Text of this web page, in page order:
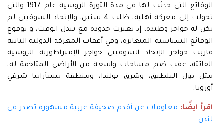
الوقائع التي حدثت لها في مدة الثورة الروسية عام 1917 والتي
تحولت إلى معركة أهلية، ظلت 4 سنين، والإتحاد السوفيتي لم
تكن له حواجز وطيدة، إذ تغيرت حدوده مع تبدل الوقت، و بوقوع
الوقائع السياسية المتغايرة، وفي أعقاب المعركة الدولية الثانية
قاربت حواجز الإتحاد السوفيتي حواجز الإمبراطورية الروسية
الفائتة، عقب ضم مساحات واسعة من الأراضي المتاخمة له،
مثل دول البلطيق، وشرق بولندا، ومنطقة بيسأرابيا شرقي
أوروبا.
اقرأ ايضًا: معلومات عن أقدم صحيفة عربية مشهورة تصدر في
لندن